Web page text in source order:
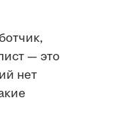
— это
нет